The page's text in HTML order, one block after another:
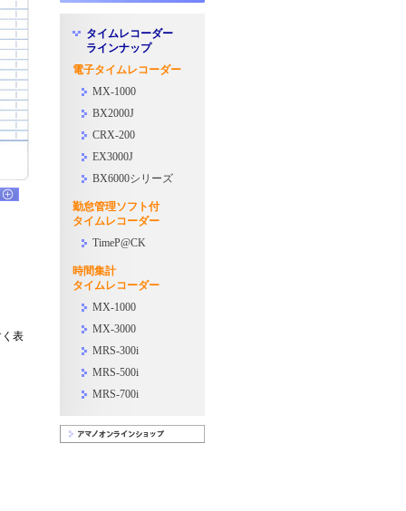
表
タイムレコーダー
ラインナップ
電子タイムレコーダー
MX-1000
BX2000J
CRX-200
EX3000J
BX6000シリーズ
勤怠管理ソフト付
タイムレコーダー
TimeP@CK
時間集計
タイムレコーダー
MX-1000
MX-3000
MRS-300i
MRS-500i
MRS-700i